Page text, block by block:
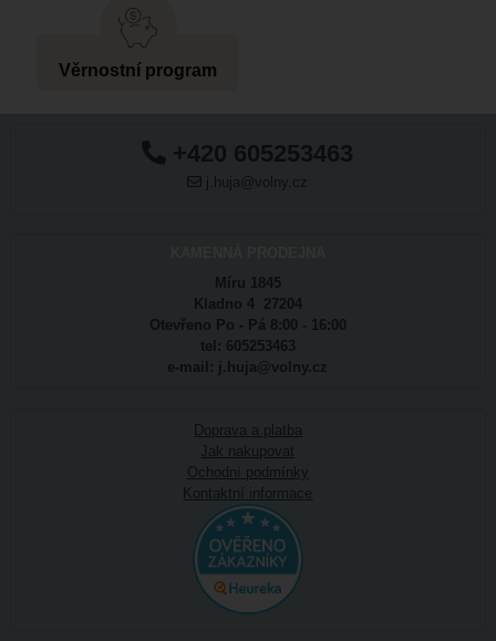
Věrnostní program
+420 605253463
j.huja@volny.cz
Míru 1845
Kladno 4 27204
Otevřeno Po - Pá 8:00 - 16:00
tel: 605253463
e-mail: j.huja@volny.cz
Doprava a platba
Jak nakupovat
Ochodní podmínky
Kontaktní informace